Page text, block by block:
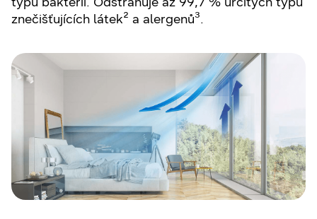
znečišťujících látek² a alergenů³.